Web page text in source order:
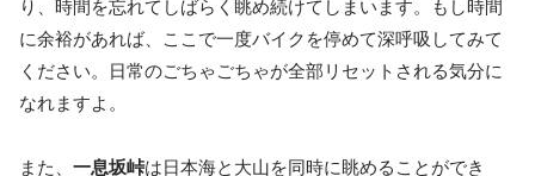
り、時間を忘れてしばらく眺め続けてしまいます。もし時間
に余裕があれば、ここで一度バイクを停めて深呼吸してみて
ください。日常のごちゃごちゃが全部リセットされる気分に
なれますよ。
また、 一息坂峠は日本海と大山を同時に眺めることができ